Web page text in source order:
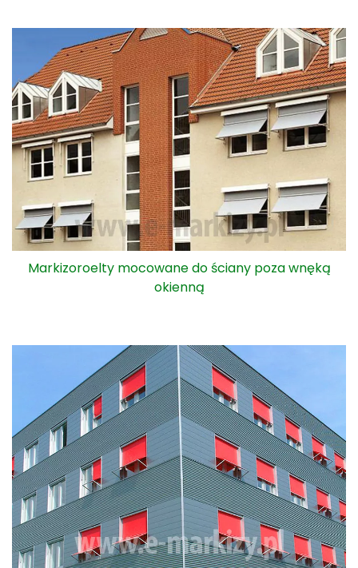
Markizoroelty mocowane do ściany poza wnęką
okienną